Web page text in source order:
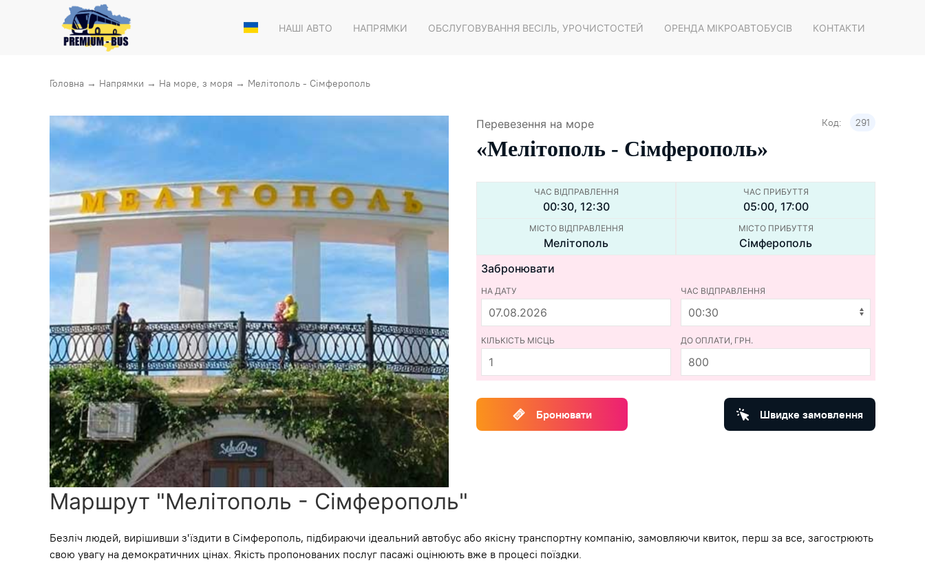
НАШІ АВТО НАПРЯМКИ ОБСЛУГОВУВАННЯ ВЕСІЛЬ, УРОЧИСТОСТЕЙ ОРЕНДА МІКРОАВТОБУСІВ КОНТАКТИ
Головна → Напрямки → На море, з моря → Мелiтополь - Сiмферополь
Перевезення на море Код: 291
«Мелiтополь - Сiмферополь»
ЧАС ВІДПРАВЛЕННЯ
00:30, 12:30
ЧАС ПРИБУТТЯ
05:00, 17:00
МІСТО ВІДПРАВЛЕННЯ
Мелiтополь
МІСТО ПРИБУТТЯ
Сімферополь
Забронювати
НА ДАТУ ЧАС ВІДПРАВЛЕННЯ
КІЛЬКІСТЬ МІСЦЬ ДО ОПЛАТИ, ГРН.
800
Бронювати Швидке замовлення
Маршрут "Мелітополь - Сімферополь"
Безліч людей, вирішивши з'їздити в Сімферополь, підбираючи ідеальний автобус або якісну транспортну компанію, замовляючи квиток, перш за все, загострюють
свою увагу на демократичних цінах. Якість пропонованих послуг пасажі оцінюють вже в процесі поїздки.